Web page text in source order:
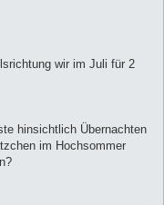
wir im Juli für 2
hinsichtlich Übernachten
im Hochsommer